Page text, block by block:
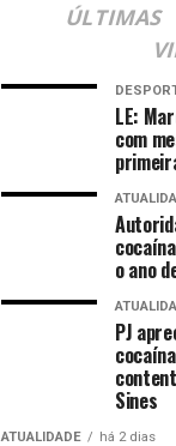
ÚLTIMAS
LE:
com
o ano
PJ
Sines
ATUALIDADE há 2 dias